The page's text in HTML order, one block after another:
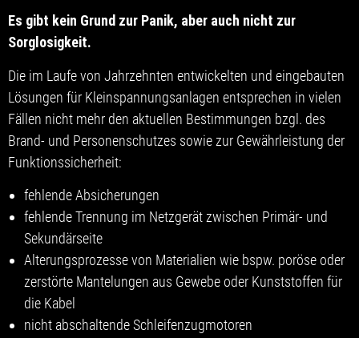
Es gibt kein Grund zur Panik, aber auch nicht zur
Sorglosigkeit.
Die im Laufe von Jahrzehnten entwickelten und eingebauten
Lösungen für Kleinspannungsanlagen entsprechen in vielen
Fällen nicht mehr den aktuellen Bestimmungen bzgl. des
Brand- und Personenschutzes sowie zur Gewährleistung der
Funktionssicherheit:
fehlende Absicherungen
fehlende Trennung im Netzgerät zwischen Primär- und
Sekundärseite
Alterungsprozesse von Materialien wie bspw. poröse oder
zerstörte Mantelungen aus Gewebe oder Kunststoffen für
die Kabel
nicht abschaltende Schleifenzugmotoren